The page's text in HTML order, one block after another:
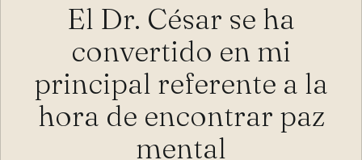
El Dr. César se ha
convertido en mi
principal referente a la
hora de encontrar paz
mental